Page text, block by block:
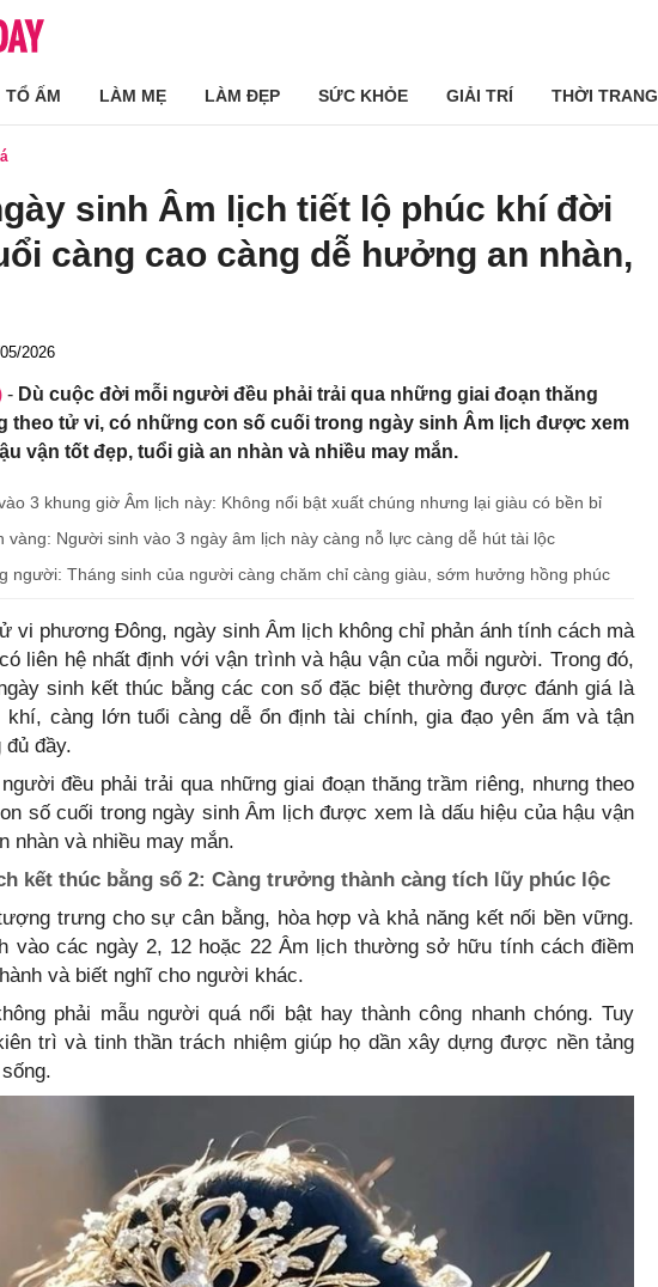
TỔ ẤM LÀM MẸ LÀM ĐẸP SỨC KHỎE GIẢI TRÍ THỜI TRANG
sinh Âm lịch tiết lộ phúc khí đời
càng cao càng dễ hưởng an nhàn,
2026
- Dù cuộc đời mỗi người đều phải trải qua những giai đoạn thăng
theo tử vi, có những con số cuối trong ngày sinh Âm lịch được xem
vận tốt đẹp, tuổi già an nhàn và nhiều may mắn.
3 khung giờ Âm lịch này: Không nổi bật xuất chúng nhưng lại giàu có bền bỉ
vàng: Người sinh vào 3 ngày âm lịch này càng nỗ lực càng dễ hút tài lộc
người: Tháng sinh của người càng chăm chỉ càng giàu, sớm hưởng hồng phúc
vi phương Đông, ngày sinh Âm lịch không chỉ phản ánh tính cách mà
liên hệ nhất định với vận trình và hậu vận của mỗi người. Trong đó,
sinh kết thúc bằng các con số đặc biệt thường được đánh giá là
khí, càng lớn tuổi càng dễ ổn định tài chính, gia đạo yên ấm và tận
đầy.
đều phải trải qua những giai đoạn thăng trầm riêng, nhưng theo
số cuối trong ngày sinh Âm lịch được xem là dấu hiệu của hậu vận
nhàn và nhiều may mắn.
kết thúc bằng số 2: Càng trưởng thành càng tích lũy phúc lộc
trưng cho sự cân bằng, hòa hợp và khả năng kết nối bền vững.
vào các ngày 2, 12 hoặc 22 Âm lịch thường sở hữu tính cách điềm
và biết nghĩ cho người khác.
phải mẫu người quá nổi bật hay thành công nhanh chóng. Tuy
trì và tinh thần trách nhiệm giúp họ dần xây dựng được nền tảng